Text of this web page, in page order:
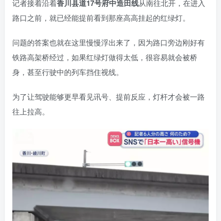
记者接着沿着香川县道17号府中造田线从南往北开，在进入
路口之前，就已经能提前看到那座高高挂起的红绿灯。
问题的答案也就在这里慢慢浮出来了，因为路口旁边刚好有
铁路高架桥经过，如果红绿灯做得太低，很容易就会被桥
身，甚至行驶中的列车挡住视线。
为了让驾驶能够更早看见讯号、提前反应，灯杆才会被一路
往上拉高。